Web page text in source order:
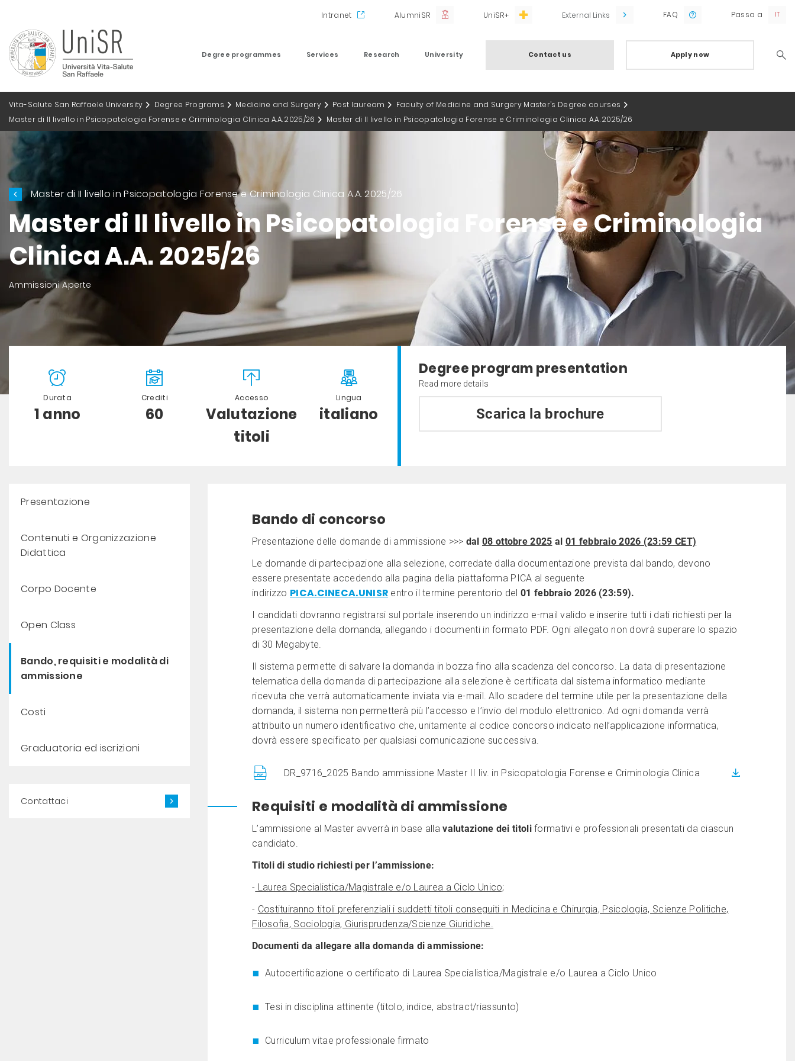
Intranet AlumniSR UniSR+ External Links FAQ Passa a
Degree programmes Services Research University Contact us Apply now
Vita-Salute San Raffaele University Degree Programs Medicine and Surgery Post lauream
Faculty of Medicine and Surgery Master’s Degree courses
Master di II livello in Psicopatologia Forense e Criminologia Clinica A.A. 2025/26
Master di II livello in Psicopatologia Forense e Criminologia Clinica A.A. 2025/26
Master di II livello in Psicopatologia Forense e Criminologia Clinica A.A. 2025/26
Master di II livello in Psicopatologia Forense e Criminologia
Clinica A.A. 2025/26
Ammissioni Aperte
Durata
1 anno
Crediti
60
Accesso
Valutazione
titoli
Lingua
italiano
Degree program presentation
Read more details
Scarica la brochure
Presentazione
Contenuti e Organizzazione
Didattica
Corpo Docente
Open Class
Bando, requisiti e modalità di
ammissione
Costi
Graduatoria ed iscrizioni
Contattaci
Bando di concorso
Presentazione delle domande di ammissione >>> dal08 ottobre 2025 al 01 febbraio 2026 (23:59 CET)
Le domande di partecipazione alla selezione, corredate dalla documentazione prevista dal bando, devono
essere presentate accedendo alla pagina della piattaforma PICA al seguente
indirizzo PICA.CINECA.UNISR entro il termine perentorio del 01 febbraio 2026 (23:59).
I candidati dovranno registrarsi sul portale inserendo un indirizzo e-mail valido e inserire tutti i dati richiesti per la
presentazione della domanda, allegando i documenti in formato PDF. Ogni allegato non dovrà superare lo spazio
di 30 Megabyte.
Il sistema permette di salvare la domanda in bozza fino alla scadenza del concorso. La data di presentazione
telematica della domanda di partecipazione alla selezione è certificata dal sistema informatico mediante
ricevuta che verrà automaticamente inviata via e-mail. Allo scadere del termine utile per la presentazione della
domanda, il sistema non permetterà più l’accesso e l’invio del modulo elettronico. Ad ogni domanda verrà
attribuito un numero identificativo che, unitamente al codice concorso indicato nell’applicazione informatica,
dovrà essere specificato per qualsiasi comunicazione successiva.
DR_9716_2025 Bando ammissione Master II liv. in Psicopatologia Forense e Criminologia Clinica
Requisiti e modalità di ammissione
L’ammissione al Master avverrà in base allavalutazione dei titoliformativi e professionali presentati da ciascun
candidato.
Titoli di studio richiesti per l’ammissione:
- Laurea Specialistica/Magistrale e/o Laurea a Ciclo Unico;
- Costituiranno titoli preferenziali i suddetti titoli conseguiti in Medicina e Chirurgia, Psicologia, Scienze Politiche,
Filosofia, Sociologia, Giurisprudenza/Scienze Giuridiche.
Documenti da allegare alla domanda di ammissione:
Autocertificazione o certificato di Laurea Specialistica/Magistrale e/o Laurea a Ciclo Unico
Tesi in disciplina attinente (titolo, indice, abstract/riassunto)
Curriculum vitae professionale firmato